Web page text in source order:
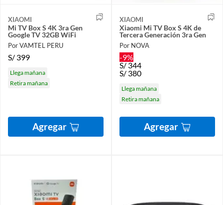
XIAOMI
Mi TV Box S 4K 3ra Gen
Google TV 32GB WiFi
Por VAMTEL PERU
S/ 399
Llega mañana
Retira mañana
Agregar
XIAOMI
Xiaomi Mi TV Box S 4K de
Tercera Generación 3ra Gen
Por NOVA
-9%
S/ 344
S/ 380
Llega mañana
Retira mañana
Agregar